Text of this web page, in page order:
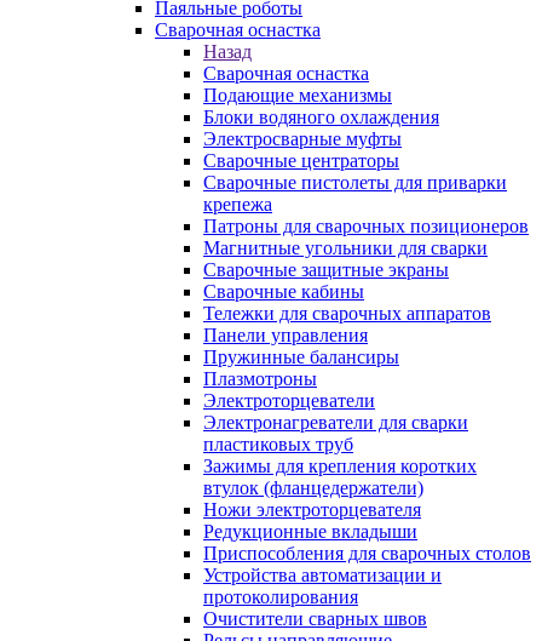
Паяльные роботы
Сварочная оснастка
Назад
Сварочная оснастка
Подающие механизмы
Блоки водяного охлаждения
Электросварные муфты
Сварочные центраторы
Сварочные пистолеты для приварки
крепежа
Патроны для сварочных позиционеров
Магнитные угольники для сварки
Сварочные защитные экраны
Сварочные кабины
Тележки для сварочных аппаратов
Панели управления
Пружинные балансиры
Плазмотроны
Электроторцеватели
Электронагреватели для сварки
пластиковых труб
Зажимы для крепления коротких
втулок (фланцедержатели)
Ножи электроторцевателя
Редукционные вкладыши
Приспособления для сварочных столов
Устройства автоматизации и
протоколирования
Очистители сварных швов